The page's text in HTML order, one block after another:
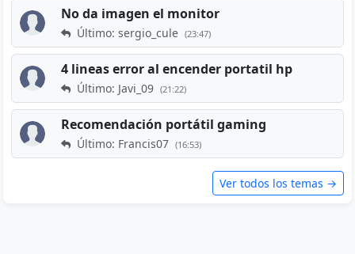
No da imagen el monitor
Último: sergio_cule (23:47)
4 lineas error al encender portatil hp
Último: Javi_09 (21:22)
Recomendación portátil gaming
Último: Francis07 (16:53)
Ver todos los temas →